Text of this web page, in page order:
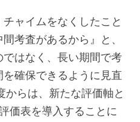
チャイムをなくしたこと
考査があるから』と、
はなく、長い期間で考
確保できるように見直
からは、新たな評価軸と
価表を導入することに